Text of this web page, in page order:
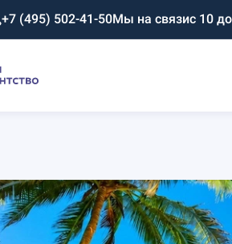
+7 (495) 502-41-50Мы на связис 10